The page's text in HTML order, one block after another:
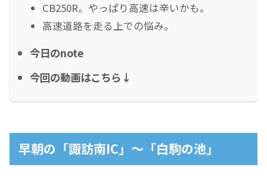
CB250R。やっぱり高速は辛いかも。
高速道路を走る上での悩み。
今日のnote
今回の動画はこちら↓
早朝の「諏訪南IC」〜「白駒の池」